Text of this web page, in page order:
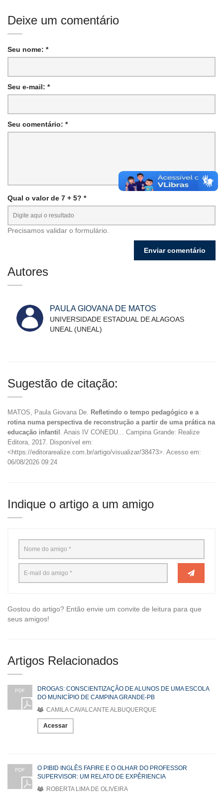
Deixe um comentário
Seu nome: *
Seu e-mail: *
Seu comentário: *
Qual o valor de 7 + 5? *
Precisamos validar o formulário.
Autores
PAULA GIOVANA DE MATOS
UNIVERSIDADE ESTADUAL DE ALAGOAS
UNEAL (UNEAL)
Sugestão de citação:
MATOS, Paula Giovana De.
Refletindo o tempo pedagógico e a
rotina numa perspectiva de reconstrução a partir de uma prática na
educação infantil
. Anais IV CONEDU... Campina Grande: Realize
Editora, 2017. Disponível em:
<https://editorarealize.com.br/artigo/visualizar/38473>. Acesso em:
06/08/2026 09:24
Indique o artigo a um amigo
Gostou do artigo? Então envie um convite de leitura para que
seus amigos!
Artigos Relacionados
PDF
DROGAS: CONSCIENTIZAÇÃO DE ALUNOS DE UMA ESCOLA
DO MUNICÍPIO DE CAMPINA GRANDE-PB
CAMILA CAVALCANTE ALBUQUERQUE
Acessar
PDF
O PIBID INGLÊS FAFIRE E O OLHAR DO PROFESSOR
SUPERVISOR: UM RELATO DE EXPÊRIENCIA
ROBERTA LIMA DE OLIVEIRA